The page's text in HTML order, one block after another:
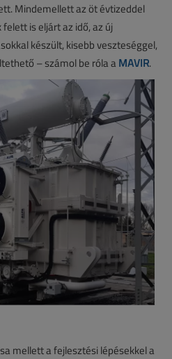
Mindemellett az öt évtizeddel
is eljárt az idő, az új
készült, kisebb veszteséggel,
– számol be róla a MAVIR.
mellett a fejlesztési lépésekkel a